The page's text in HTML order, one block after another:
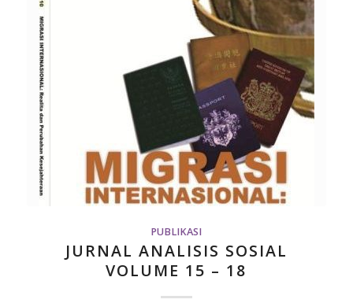
PUBLIKASI
JURNAL ANALISIS SOSIAL
VOLUME 15 – 18